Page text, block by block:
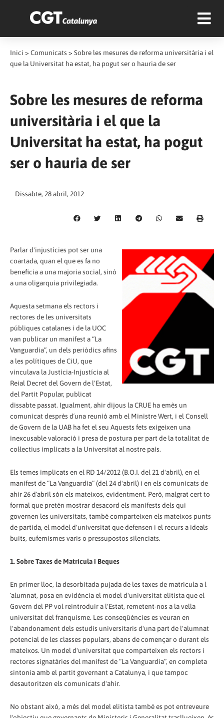
Inici > Comunicats > Sobre les mesures de reforma universitària i el
que la Universitat ha estat, ha pogut ser o hauria de ser
Sobre les mesures de reforma
universitària i el que la
Universitat ha estat, ha pogut
ser o hauria de ser
Dissabte, 28 abril, 2012
Parlar d'injustícies pot ser una
coartada, quan el que es fa no
beneficia a una majoria social, sinó
a una oligarquia privilegiada.
Aquesta setmana els rectors i
rectores de les universitats
públiques catalanes i de la UOC
van publicar un manifest a “La
Vanguardia”, un dels periòdics afins
a les polítiques de CiU, que
vinculava la Justícia-Injustícia al
Reial Decret del Govern de l'Estat,
del Partit Popular, publicat
dissabte passat. Igualment, ahir dijous la CRUE ha emès un
comunicat desprès d´una reunió amb el Ministre Wert, i el Consell
de Govern de la UAB ha fet el seu Aquests fets exigeixen una
inexcusable valoració i presa de postura per part de la totalitat de
col·lectius implicats a la Universitat al nostre país.
Els temes implicats en el RD 14/2012 (B.O.I. del 21 d'abril), en el
manifest de “La Vanguardia” (del 24 d'abril) i en els comunicats de
ahir 26 d´abril són els mateixos, evidentment. Però, malgrat cert to
formal que pretén mostrar desacord els manifests dels qui
governen les universitats, també comparteixen els mateixos punts
de partida, el model d'universitat que defensen i el recurs a ideals
buits, eufemismes varis o pressupostos silenciats.
1. Sobre Taxes de Matrícula i Beques
En primer lloc, la desorbitada pujada de les taxes de matrícula a l
´alumnat, posa en evidència el model d'universitat elitista que el
Govern del PP vol reintroduir a l'Estat, remetent-nos a la vella
universitat del franquisme. Les conseqüències es veuran en
l'abandonament dels estudis universitaris d'una part de l'alumnat
potencial de les classes populars, abans de començar o durant els
mateixos. Un model d'universitat que comparteixen els rectors i
rectores signatàries del manifest de “La Vanguardia”, en completa
sintonia amb el partit governant a Catalunya, i que tampoc
desautoritzen els comunicats d'ahir.
No obstant això, a més del model elitista també es pot entreveure